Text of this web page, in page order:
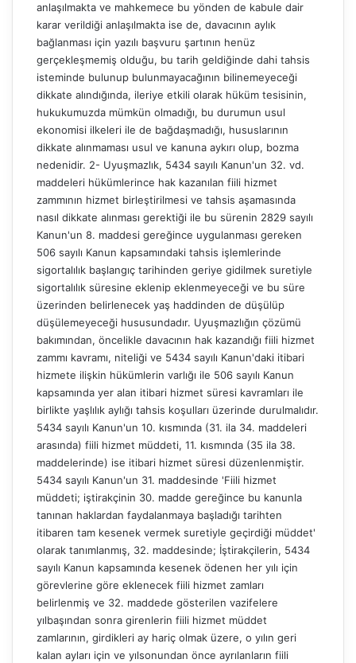
anlaşılmakta ve mahkemece bu yönden de kabule dair
karar verildiği anlaşılmakta ise de, davacının aylık
bağlanması için yazılı başvuru şartının henüz
gerçekleşmemiş olduğu, bu tarih geldiğinde dahi tahsis
isteminde bulunup bulunmayacağının bilinemeyeceği
dikkate alındığında, ileriye etkili olarak hüküm tesisinin,
hukukumuzda mümkün olmadığı, bu durumun usul
ekonomisi ilkeleri ile de bağdaşmadığı, hususlarının
dikkate alınmaması usul ve kanuna aykırı olup, bozma
nedenidir. 2- Uyuşmazlık, 5434 sayılı Kanun'un 32. vd.
maddeleri hükümlerince hak kazanılan fiili hizmet
zammının hizmet birleştirilmesi ve tahsis aşamasında
nasıl dikkate alınması gerektiği ile bu sürenin 2829 sayılı
Kanun'un 8. maddesi gereğince uygulanması gereken
506 sayılı Kanun kapsamındaki tahsis işlemlerinde
sigortalılık başlangıç tarihinden geriye gidilmek suretiyle
sigortalılık süresine eklenip eklenmeyeceği ve bu süre
üzerinden belirlenecek yaş haddinden de düşülüp
düşülemeyeceği hususundadır. Uyuşmazlığın çözümü
bakımından, öncelikle davacının hak kazandığı fiili hizmet
zammı kavramı, niteliği ve 5434 sayılı Kanun'daki itibari
hizmete ilişkin hükümlerin varlığı ile 506 sayılı Kanun
kapsamında yer alan itibari hizmet süresi kavramları ile
birlikte yaşlılık aylığı tahsis koşulları üzerinde durulmalıdır.
5434 sayılı Kanun'un 10. kısmında (31. ila 34. maddeleri
arasında) fiili hizmet müddeti, 11. kısmında (35 ila 38.
maddelerinde) ise itibari hizmet süresi düzenlenmiştir.
5434 sayılı Kanun'un 31. maddesinde 'Fiili hizmet
müddeti; iştirakçinin 30. madde gereğince bu kanunla
tanınan haklardan faydalanmaya başladığı tarihten
itibaren tam kesenek vermek suretiyle geçirdiği müddet'
olarak tanımlanmış, 32. maddesinde; İştirakçilerin, 5434
sayılı Kanun kapsamında kesenek ödenen her yılı için
görevlerine göre eklenecek fiili hizmet zamları
belirlenmiş ve 32. maddede gösterilen vazifelere
yılbaşından sonra girenlerin fiili hizmet müddet
zamlarının, girdikleri ay hariç olmak üzere, o yılın geri
kalan ayları için ve yılsonundan önce ayrılanların fiili